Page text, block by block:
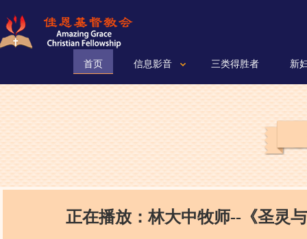
首页 信息影音 三类得胜者 新
正在播放：林大中牧师--《圣灵